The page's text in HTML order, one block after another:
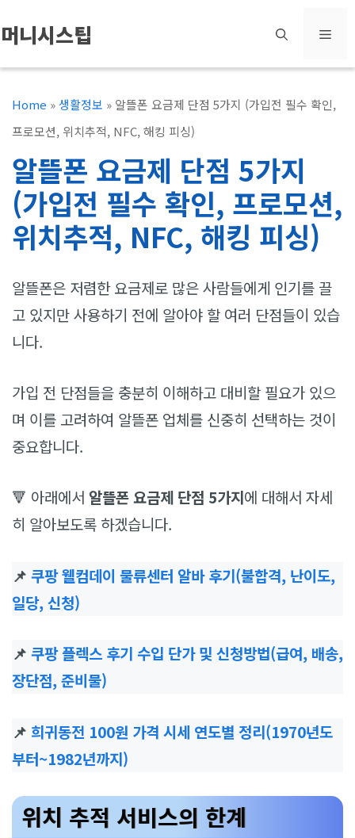
텐
츠
머니시스팁 메
Home »생활정보 » 알뜰폰 요금제 단점 5가지 (가입전 필수 확인,
프로모션, 위치추적, NFC, 해킹 피싱)
알뜰폰 요금제 단점 5가지
(가입전 필수 확인, 프로모션,
위치추적, NFC, 해킹 피싱)
알뜰폰은 저렴한 요금제로 많은 사람들에게 인기를 끌
고 있지만 사용하기 전에 알아야 할 여러 단점들이 있습
니다.
가입 전 단점들을 충분히 이해하고 대비할 필요가 있으
며 이를 고려하여 알뜰폰 업체를 신중히 선택하는 것이
중요합니다.
🔻 아래에서 알뜰폰 요금제 단점 5가지에 대해서 자세
히 알아보도록 하겠습니다.
📌 쿠팡 웰컴데이 물류센터 알바 후기(불합격, 난이도,
일당, 신청)
📌 쿠팡 플렉스 후기 수입 단가 및 신청방법(급여, 배송,
장단점, 준비물)
📌 희귀동전 100원 가격 시세 연도별 정리(1970년도
부터~1982년까지)
위치 추적 서비스의 한계